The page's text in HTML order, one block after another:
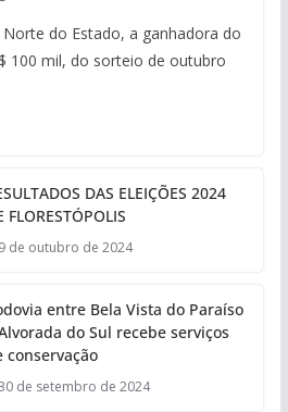
do Estado, a ganhadora do
100 mil, do sorteio de outubro
DAS ELEIÇÕES 2024
FLORESTÓPOLIS
9 de outubro de 2024
entre Bela Vista do Paraíso
do Sul recebe serviços
conservação
de setembro de 2024